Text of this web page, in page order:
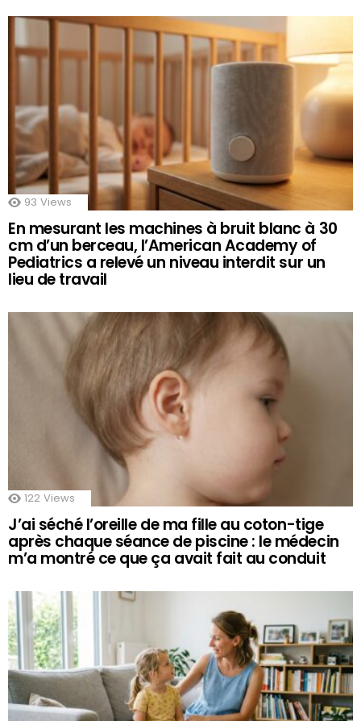
93 Views
En mesurant les machines à bruit blanc à 30
cm d’un berceau, l’American Academy of
Pediatrics a relevé un niveau interdit sur un
lieu de travail
122 Views
J’ai séché l’oreille de ma fille au coton-tige
après chaque séance de piscine : le médecin
m’a montré ce que ça avait fait au conduit